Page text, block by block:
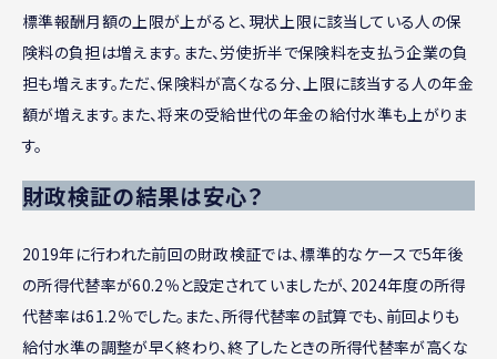
標準報酬月額の上限が上がると、現状上限に該当している人の保
険料の負担は増えます。また、労使折半で保険料を支払う企業の負
担も増えます。ただ、保険料が高くなる分、上限に該当する人の年金
額が増えます。また、将来の受給世代の年金の給付水準も上がりま
す。
財政検証の結果は安心？
2019年に行われた前回の財政検証では、標準的なケースで5年後
の所得代替率が60.2％と設定されていましたが、2024年度の所得
代替率は61.2％でした。また、所得代替率の試算でも、前回よりも
給付水準の調整が早く終わり、終了したときの所得代替率が高くな